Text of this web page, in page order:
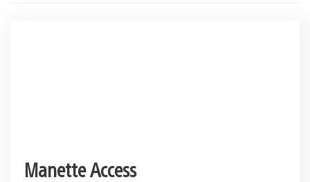
Manette Access